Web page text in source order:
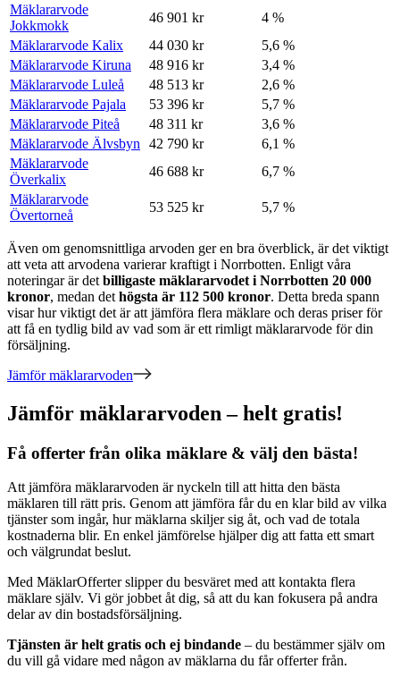
Mäklararvode
Jokkmokk
46 901 kr
4 %
Mäklararvode Kalix
44 030 kr
5,6 %
Mäklararvode Kiruna
48 916 kr
3,4 %
Mäklararvode Luleå
48 513 kr
2,6 %
Mäklararvode Pajala
53 396 kr
5,7 %
Mäklararvode Piteå
48 311 kr
3,6 %
Mäklararvode Älvsbyn
42 790 kr
6,1 %
Mäklararvode
Överkalix
46 688 kr
6,7 %
Mäklararvode
Övertorneå
53 525 kr 5,7 %
Även om genomsnittliga arvoden ger en bra överblick, är det viktigt
att veta att arvodena varierar kraftigt i Norrbotten. Enligt våra
noteringar är det billigaste mäklararvodet i Norrbotten 20 000
kronor, medan det högsta är 112 500 kronor. Detta breda spann
visar hur viktigt det är att jämföra flera mäklare och deras priser för
att få en tydlig bild av vad som är ett rimligt mäklararvode för din
försäljning.
Jämför mäklararvoden
Jämför mäklararvoden – helt gratis!
Få offerter från olika mäklare & välj den bästa!
Att jämföra mäklararvoden är nyckeln till att hitta den bästa
mäklaren till rätt pris. Genom att jämföra får du en klar bild av vilka
tjänster som ingår, hur mäklarna skiljer sig åt, och vad de totala
kostnaderna blir. En enkel jämförelse hjälper dig att fatta ett smart
och välgrundat beslut.
Med MäklarOfferter slipper du besväret med att kontakta flera
mäklare själv. Vi gör jobbet åt dig, så att du kan fokusera på andra
delar av din bostadsförsäljning.
Tjänsten är helt gratis och ej bindande – du bestämmer själv om
du vill gå vidare med någon av mäklarna du får offerter från.